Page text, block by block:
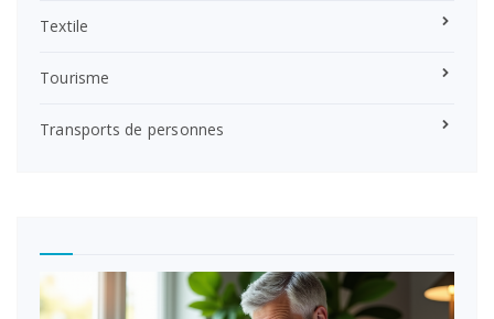
Textile
Tourisme
Transports de personnes